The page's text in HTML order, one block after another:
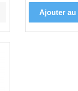
Ajouter au